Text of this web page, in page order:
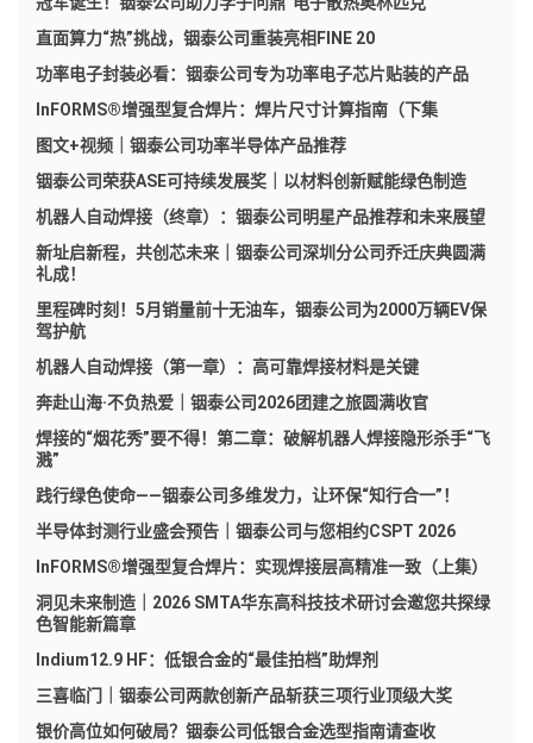
直面算力“热”挑战，铟泰公司重装亮相FINE 20
功率电子封装必看：铟泰公司专为功率电子芯片贴装的产品
InFORMS®增强型复合焊片：焊片尺寸计算指南（下集
图文+视频｜铟泰公司功率半导体产品推荐
铟泰公司荣获ASE可持续发展奖｜以材料创新赋能绿色制造
机器人自动焊接（终章）：铟泰公司明星产品推荐和未来展望
新址启新程，共创芯未来｜铟泰公司深圳分公司乔迁庆典圆满
礼成！
里程碑时刻！5月销量前十无油车，铟泰公司为2000万辆EV保
驾护航
机器人自动焊接（第一章）：高可靠焊接材料是关键
奔赴山海·不负热爱｜铟泰公司2026团建之旅圆满收官
焊接的“烟花秀”要不得！第二章：破解机器人焊接隐形杀手“飞
溅”
践行绿色使命——铟泰公司多维发力，让环保“知行合一”！
半导体封测行业盛会预告｜铟泰公司与您相约CSPT 2026
InFORMS®增强型复合焊片：实现焊接层高精准一致（上集）
洞见未来制造｜2026 SMTA华东高科技技术研讨会邀您共探绿
色智能新篇章
Indium12.9 HF：低银合金的“最佳拍档”助焊剂
三喜临门｜铟泰公司两款创新产品斩获三项行业顶级大奖
银价高位如何破局？铟泰公司低银合金选型指南请查收